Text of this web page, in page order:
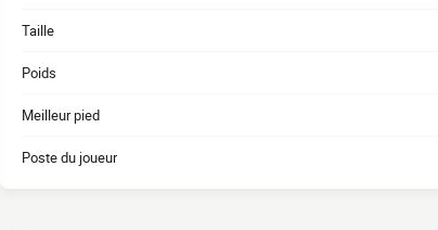
Taille
Poids
Meilleur pied
Poste du joueur